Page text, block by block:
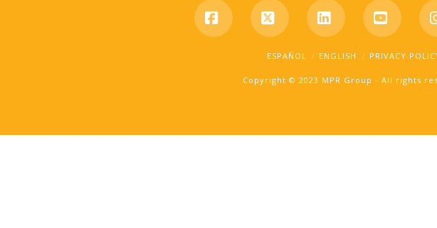
Facebook
X LinkedIn
ESPAÑOL ENGLISH PRIVACY
Copyright © 2023 MPR Group - All rights